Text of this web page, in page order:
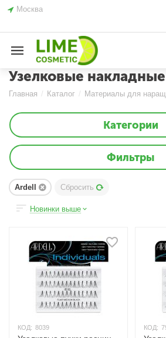
Москва
Узелковые
Главная / Каталог / Материалы для
Категории
Фильтры
Ardell Сбросить
Новинки выше
КОД: 8039 КОД: